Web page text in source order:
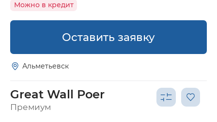
Можно в кредит
Оставить заявку
Альметьевск
Great Wall Poer
Премиум